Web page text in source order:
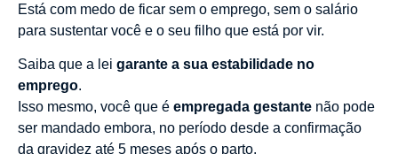
Está com medo de ficar sem o emprego, sem o salário
para sustentar você e o seu filho que está por vir.
Saiba que a lei garante a sua estabilidade no
emprego.
Isso mesmo, você que é empregada gestante não pode
ser mandado embora, no período desde a confirmação
da gravidez até 5 meses após o parto.